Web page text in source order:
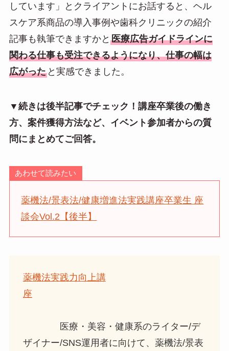
しています」とクライアントにお話すると、ヘル
スケア系商品の導入事例や歯科クリニックの紹介
記事も執筆できますかと 医療広告ガイドラインに
関わる仕事も受注できるようになり、仕事の幅は
広がったと実感できました。
▼続きは後半記事でチェック！講座卒業後の働き
方、案件獲得方法など、イベント参加者からの質
問にまとめてご回答。
あわせて読みたい
薬機法/景表法/健康増進法実践講座卒業生 座
談会Vol.2【後半】
薬機法実践力向上講
座
医療・美容・健康系のライター/デ
ザイナー/SNS運用者に向けて、薬機法/景表